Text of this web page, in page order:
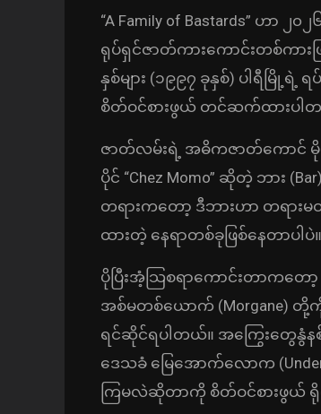
“A Family of Bastards” ဟာ
ရုပ်ရှင်ဇာတ်ကားကောင်းတစ်ကားဖ
နှစ်များ (၁၉၉၇ ခုနှစ်) ပါရီမ
စိတ်ဝင်စားဖွယ် တင်ဆက်ထားပါ
ဇာတ်လမ်းရဲ့ အဓိကဇာတ်ကောင် မိုဟ
ပိုင် “Chez Momo” ဆိုတဲ့ ဘား
တရားကတော့ ဒီဘားဟာ တရာ
ထားတဲ့ နေရာတစ်ခုဖြစ်နေတာပါပဲ။
ပိုပြီးအံ့သြစရာကောင်းတာကတ
အစ်မတစ်ယောက် (Morgane)
ရင်ဆိုင်ရပါတယ်။ အကြွေးတွေနွံ
ဒေသခံ မြေအောက်လောက
ကြမလဲဆိုတာကို စိတ်ဝင်စားဖွယ်